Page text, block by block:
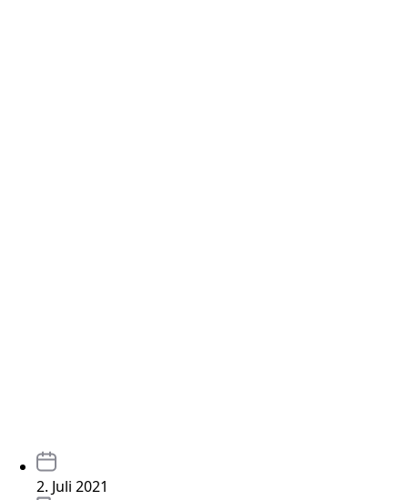
2. Juli 2021